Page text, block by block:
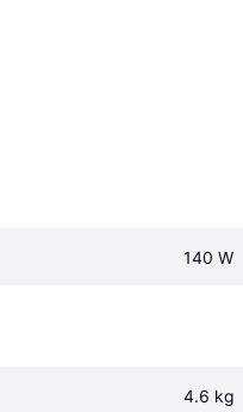
140 W
4.6 kg